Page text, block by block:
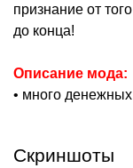
признание от
до конца!
Описание мода:
• много денежных
Скриншоты